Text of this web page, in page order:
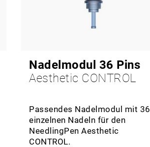
Nadelmodul 36 Pins
Aesthetic CONTROL
Passendes Nadelmodul mit 36
einzelnen Nadeln für den
NeedlingPen Aesthetic
CONTROL.